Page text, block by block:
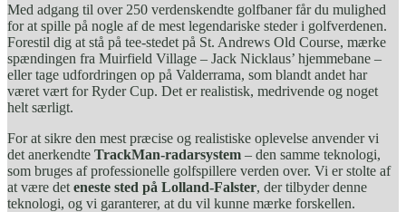
Med adgang til over 250 verdenskendte golfbaner får du mulighed
for at spille på nogle af de mest legendariske steder i golfverdenen.
Forestil dig at stå på tee-stedet på St. Andrews Old Course, mærke
spændingen fra Muirfield Village – Jack Nicklaus’ hjemmebane –
eller tage udfordringen op på Valderrama, som blandt andet har
været vært for Ryder Cup. Det er realistisk, medrivende og noget
helt særligt.
For at sikre den mest præcise og realistiske oplevelse anvender vi
det anerkendte TrackMan-radarsystem – den samme teknologi,
som bruges af professionelle golfspillere verden over. Vi er stolte af
at være det eneste sted på Lolland-Falster, der tilbyder denne
teknologi, og vi garanterer, at du vil kunne mærke forskellen.